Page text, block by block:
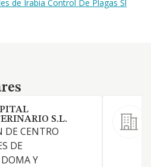
de Irabia Control De Plagas Sl
S.L.
DE CENTRO
DE
Y